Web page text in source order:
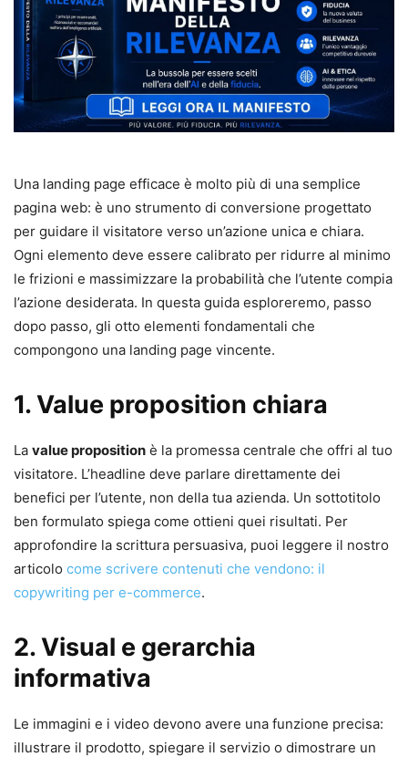
Una landing page efficace è molto più di una semplice
pagina web: è uno strumento di conversione progettato
per guidare il visitatore verso un’azione unica e chiara.
Ogni elemento deve essere calibrato per ridurre al minimo
le frizioni e massimizzare la probabilità che l’utente compia
l’azione desiderata. In questa guida esploreremo, passo
dopo passo, gli otto elementi fondamentali che
compongono una landing page vincente.
1. Value proposition chiara
La value proposition è la promessa centrale che offri al tuo
visitatore. L’headline deve parlare direttamente dei
benefici per l’utente, non della tua azienda. Un sottotitolo
ben formulato spiega come ottieni quei risultati. Per
approfondire la scrittura persuasiva, puoi leggere il nostro
articolo come scrivere contenuti che vendono: il
copywriting per e-commerce.
2. Visual e gerarchia
informativa
Le immagini e i video devono avere una funzione precisa:
illustrare il prodotto, spiegare il servizio o dimostrare un